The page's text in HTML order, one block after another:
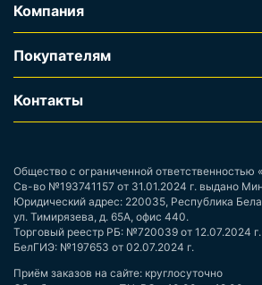
Компания
Покупателям
Контакты
Общество с ограниченной ответственностью
Св-во №193741157 от 31.01.2024 г. выдано
Юридический адрес: 220035, Республика
ул. Тимирязева, д. 65А, офис 440.
Торговый реестр РБ: №720039 от 12.07.2024 г.
БелГИЭ: №197653 от 02.07.2024 г.
Приём заказов на сайте: круглосуточно